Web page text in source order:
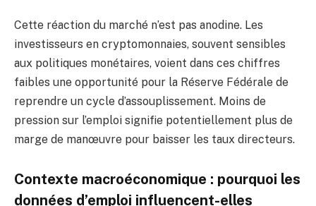
Cette réaction du marché n’est pas anodine. Les
investisseurs en cryptomonnaies, souvent sensibles
aux politiques monétaires, voient dans ces chiffres
faibles une opportunité pour la Réserve Fédérale de
reprendre un cycle d’assouplissement. Moins de
pression sur l’emploi signifie potentiellement plus de
marge de manœuvre pour baisser les taux directeurs.
Contexte macroéconomique : pourquoi les
données d’emploi influencent-elles